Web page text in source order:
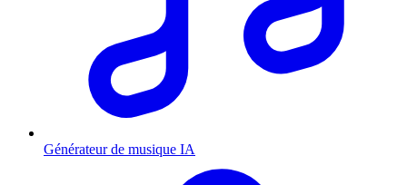
Générateur de musique IA